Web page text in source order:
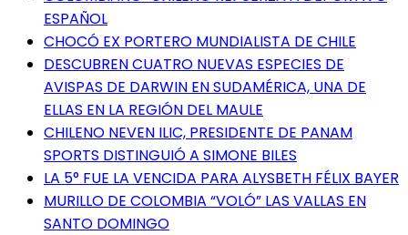
ESPAÑOL
CHOCÓ EX PORTERO MUNDIALISTA DE CHILE
DESCUBREN CUATRO NUEVAS ESPECIES DE
AVISPAS DE DARWIN EN SUDAMÉRICA, UNA DE
ELLAS EN LA REGIÓN DEL MAULE
CHILENO NEVEN ILIC, PRESIDENTE DE PANAM
SPORTS DISTINGUIÓ A SIMONE BILES
LA 5° FUE LA VENCIDA PARA ALYSBETH FÉLIX BAYER
MURILLO DE COLOMBIA “VOLÓ” LAS VALLAS EN
SANTO DOMINGO